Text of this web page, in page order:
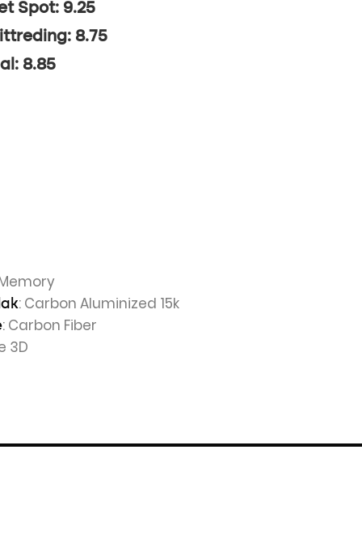
Spot: 9.25
8.75
8.85
: Carbon Aluminized 15k
: Carbon Fiber
3D